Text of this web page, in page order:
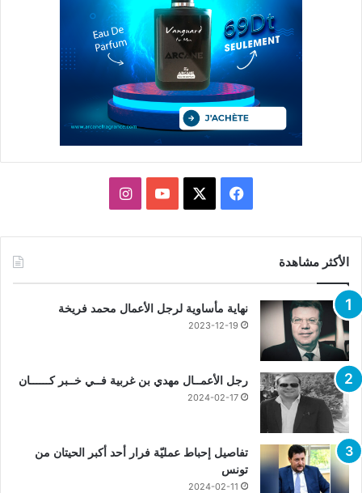
فيسبوك يوتيوبانستقرام
الأكثر مشاهدة
نهاية مأساوية لرجل الأعمال محمد فريخة
2023-12-19
رجل الأعمــال مهدي بن غربية فــي خــبر كــــــان
2024-02-17
تفاصيل إحباط عمليّة فرار أحد أكبر الحيتان من
تونس
2024-02-11